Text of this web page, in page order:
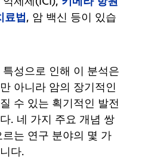
료법, 암 백신 등이 있습
성으로 인해 이 분석은
아니라 암의 장기적인
수 있는 획기적인 발전
. 네 가지 주요 개념 쌍
는 연구 분야의 몇 가
다.